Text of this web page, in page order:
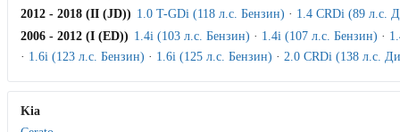
2012 - 2018 (II (JD)) 1.0 T-GDi (118 л.с. Бензин) · 1.4 CRDi (89 л.с.
2006 - 2012 (I (ED)) 1.4i (103 л.с. Бензин) · 1.4i (107 л.с. Бензин) ·
· 1.6i (123 л.с. Бензин) · 1.6i (125 л.с. Бензин) · 2.0 CRDi (138 л.с.
Kia